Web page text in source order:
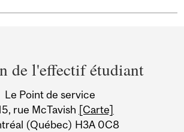
de l'effectif étudiant
Le Point de service
rue McTavish [Carte]
(Québec) H3A 0C8